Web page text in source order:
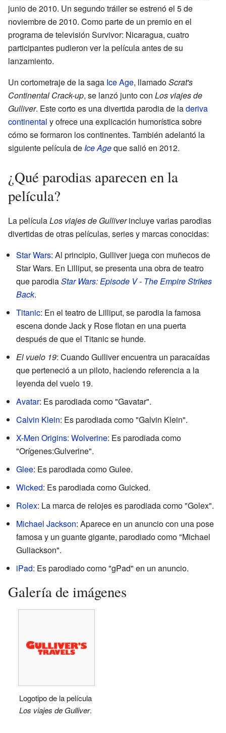
junio de 2010. Un segundo tráiler se estrenó el 5 de
noviembre de 2010. Como parte de un premio en el
programa de televisión Survivor: Nicaragua, cuatro
participantes pudieron ver la película antes de su
lanzamiento.
Un cortometraje de la saga Ice Age, llamadoScrat's
Continental Crack-up, se lanzó junto con Los viajes de
Gulliver. Este corto es una divertida parodia de laderiva
continental y ofrece una explicación humorística sobre
cómo se formaron los continentes. También adelantó la
siguiente película deIce Ageque salió en 2012.
¿Qué parodias aparecen en la
película?
La películaLos viajes de Gulliverincluye varias parodias
divertidas de otras películas, series y marcas conocidas:
Star Wars: Al principio, Gulliver juega con muñecos de
Star Wars. En Lilliput, se presenta una obra de teatro
que parodiaStar Wars: Episode V - The Empire Strikes
Back.
Titanic: En el teatro de Lilliput, se parodia la famosa
escena donde Jack y Rose flotan en una puerta
después de que el Titanic se hunde.
El vuelo 19: Cuando Gulliver encuentra un paracaídas
que perteneció a un piloto, haciendo referencia a la
leyenda del vuelo 19.
Avatar: Es parodiada como "Gavatar".
Calvin Klein: Es parodiada como "Galvin Klein".
X-Men Origins: Wolverine: Es parodiada como
"Orígenes:Gulverine".
Glee: Es parodiada como Gulee.
Wicked: Es parodiada como Guicked.
Rolex: La marca de relojes es parodiada como "Golex".
Michael Jackson: Aparece en un anuncio con una pose
famosa y un guante gigante, parodiado como "Michael
Guliackson".
iPad: Es parodiado como "gPad" en un anuncio.
Galería de imágenes
Logotipo de la película
Los viajes de Gulliver.